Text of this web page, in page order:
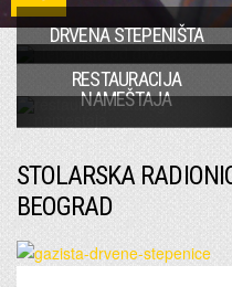
DRVENA STEPENIŠTA
RESTAURACIJA
NAMEŠTAJA
STOLARSKA
BEOGRAD